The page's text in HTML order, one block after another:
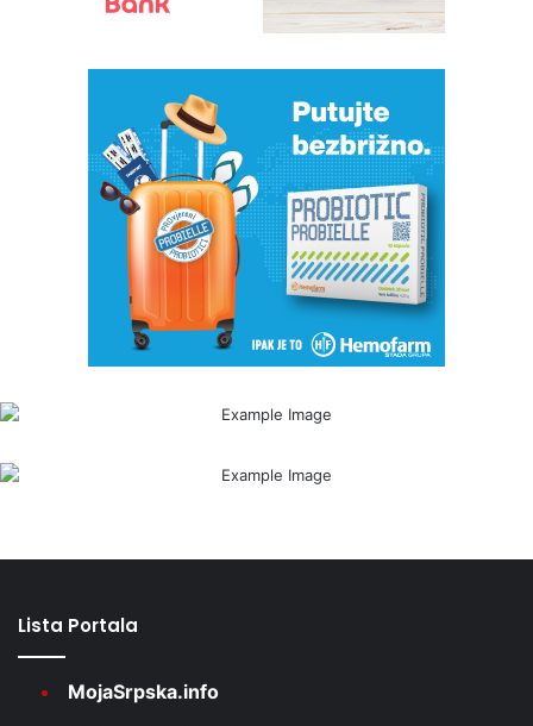
Lista Portala
MojaSrpska.info